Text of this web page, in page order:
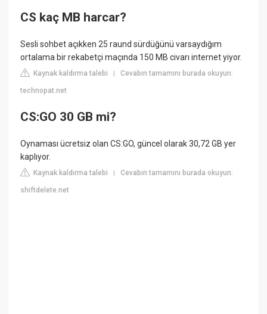
CS kaç MB harcar?
Sesli sohbet açıkken 25 raund sürdüğünü varsaydığım
ortalama bir rekabetçi maçında 150 MB civarı internet yiyor.
Kaynak kaldırma talebi |Cevabın tamamını burada okuyun:
technopat.net
CS:GO 30 GB mi?
Oynaması ücretsiz olan CS:GO, güncel olarak 30,72 GB yer
kaplıyor.
Kaynak kaldırma talebi |Cevabın tamamını burada okuyun:
shiftdelete.net